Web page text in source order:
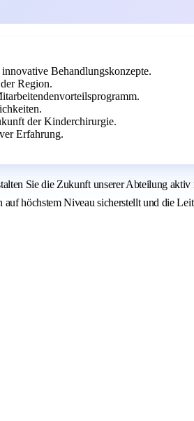
Behandlungskonzepte.
Region.
der Kinderchirurgie.
Erfahrung.
Sie die Zukunft unserer Abteilung
höchstem Niveau sicherstellt und die